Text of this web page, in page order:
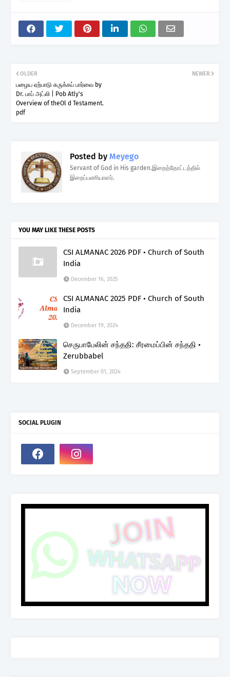
NEWER
OLDER
பழைய ஏற்பாடு சுருக்கப் பார்வை by
Dr. பாப் அட்லி | Pob Atly's
Overview of theOl d Testament.
pdf
Posted by Meyego
Servant of God in His garden.இறைத்தோட்டத்தில்
இறைப்பணியாளர்.
YOU MAY LIKE THESE POSTS
CSI ALMANAC 2026 PDF • Church of South
India
December 16, 2025
CSI ALMANAC 2025 PDF • Church of South
India
December 19, 2024
செருபாபேலின் சந்ததி: சீரமைப்பின் சந்ததி •
Zerubbabel
September 01, 2024
SOCIAL PLUGIN